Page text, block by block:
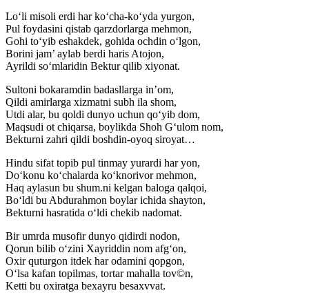
Lo‘li misoli erdi har ko‘cha-ko‘yda yurgon,
Pul foydasini qistab qarzdorlarga mehmon,
Gohi to‘yib eshakdek, gohida ochdin o‘lgon,
Borini jam’ aylab berdi haris Atojon,
Ayrildi so‘mlaridin Bektur qilib xiyonat.
Sultoni bokaramdin badasllarga in’om,
Qildi amirlarga xizmatni subh ila shom,
Utdi alar, bu qoldi dunyo uchun qo‘yib dom,
Maqsudi ot chiqarsa, boylikda Shoh G‘ulom nom,
Bekturni zahri qildi boshdin-oyoq siroyat…
Hindu sifat topib pul tinmay yurardi har yon,
Do‘konu ko‘chalarda ko‘knorivor mehmon,
Haq aylasun bu shum.ni kelgan baloga qalqoi,
Bo‘ldi bu Abdurahmon boylar ichida shayton,
Bekturni hasratida o‘ldi chekib nadomat.
Bir umrda musofir dunyo qidirdi nodon,
Qorun bilib o‘zini Xayriddin nom afg‘on,
Oxir quturgon itdek har odamini qopgon,
O‘lsa kafan topilmas, tortar mahalla tov©n,
Ketti bu oxiratga bexayru besaxvvat.